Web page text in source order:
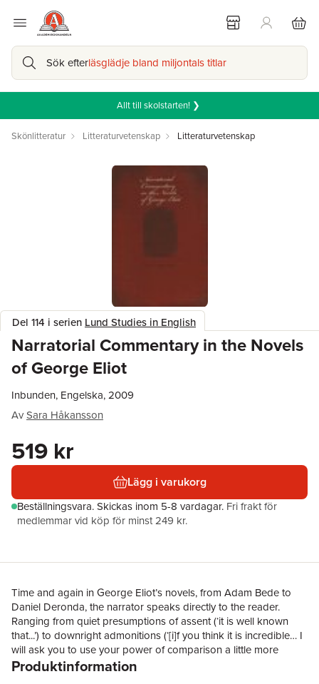
Sök efterläsglädje bland miljontals titlar
Allt till skolstarten! ❯
Skönlitteratur Litteraturvetenskap Litteraturvetenskap
Del 114 i serien Lund Studies in English
Narratorial Commentary in the Novels
of George Eliot
Inbunden, Engelska, 2009
AvSara Håkansson
519 kr
Lägg i varukorg
Beställningsvara.Skickas inom 5-8 vardagar. Fri frakt för
medlemmar vid köp för minst 249 kr.
Time and again in George Eliot’s novels, from Adam Bede to
Daniel Deronda, the narrator speaks directly to the reader.
Ranging from quiet presumptions of assent (‘it is well known
that...’) to downright admonitions (‘[i]f you think it is incredible… I
will ask you to use your power of comparison a little more
effectively’), these narratorial comments condition the reader’s
Produktinformation